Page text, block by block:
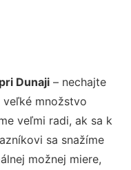
Dunaji – nechajte
veľké množstvo
veľmi radi, ak sa k
sa snažíme
možnej miere,